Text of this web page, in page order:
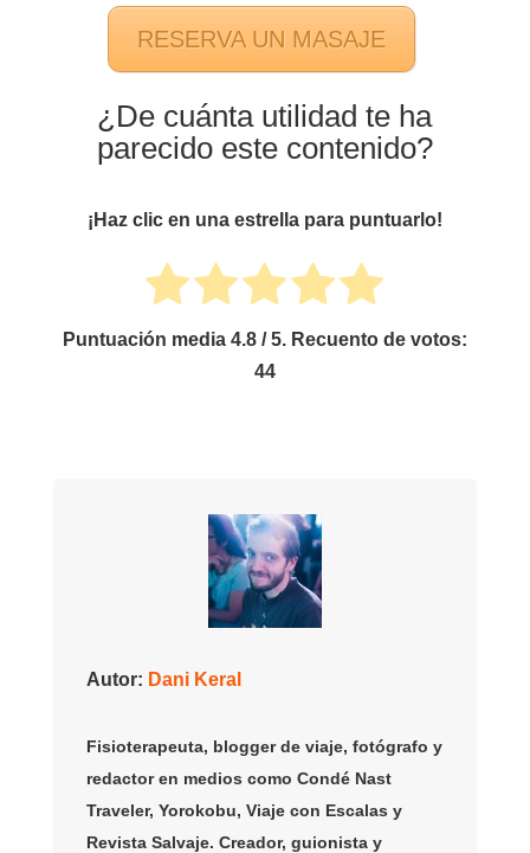
RESERVA UN MASAJE
¿De cuánta utilidad te ha
parecido este contenido?
¡Haz clic en una estrella para puntuarlo!
Puntuación media 4.8/ 5. Recuento de votos:
44
Autor: Dani Keral
Fisioterapeuta, blogger de viaje, fotógrafo y
redactor en medios como Condé Nast
Traveler, Yorokobu, Viaje con Escalas y
Revista Salvaje. Creador, guionista y